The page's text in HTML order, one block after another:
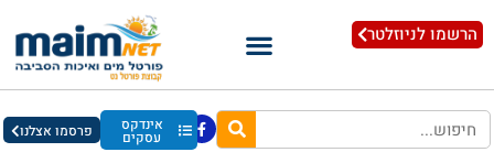
הרשמו לניוזלטר
אינדקס
עסקים פרסמו אצלנו